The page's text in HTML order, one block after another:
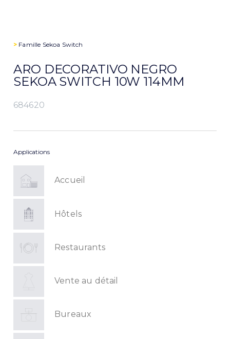
> Famille Sekoa Switch
ARO DECORATIVO NEGRO
SEKOA SWITCH 10W 114MM
684620
Applications
Accueil
Hôtels
Restaurants
Vente au détail
Bureaux